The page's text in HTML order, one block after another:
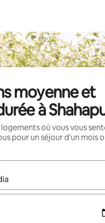
moyenne et
à
où vous vous
pour un séjour d'un mois
s'affichent, utilisez les